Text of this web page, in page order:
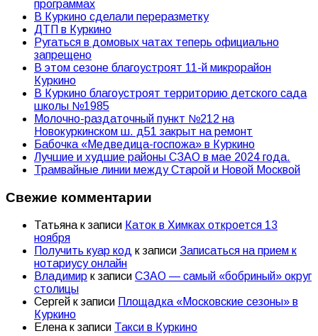
программах
В Куркино сделали переразметку
ДТП в Куркино
Ругаться в домовых чатах теперь официально
запрещено
В этом сезоне благоустроят 11-й микрорайон
Куркино
В Куркино благоустроят территорию детского сада
школы №1985
Молочно-раздаточный пункт №212 на
Новокуркинском ш. д51 закрыт на ремонт
Бабочка «Медведица-госпожа» в Куркино
Лучшие и худшие районы СЗАО в мае 2024 года.
Трамвайные линии между Старой и Новой Москвой
Свежие комментарии
Татьяна к записи Каток в Химках откроется 13
ноября
Получить куар код к записи Записаться на прием к
нотариусу онлайн
Владимир к записи СЗАО — самый «бобриный» округ
столицы
Сергей к записи Площадка «Московские сезоны» в
Куркино
Елена к записи Такси в Куркино